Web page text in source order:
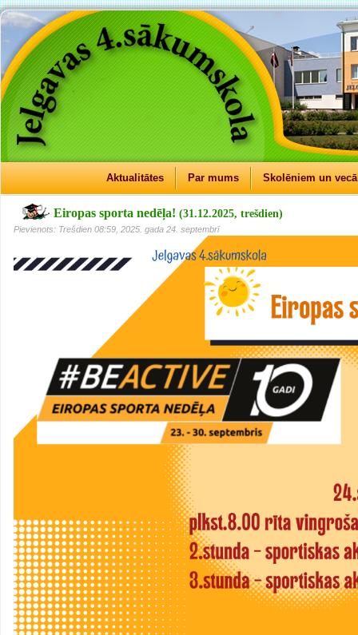
Aktualitātes Par mums Skolēniem un
Eiropas sporta nedēļa! (31.12.2025, trešdien)
Pievienots: Trešdien 08:59, 2025. gada 24. septembrī